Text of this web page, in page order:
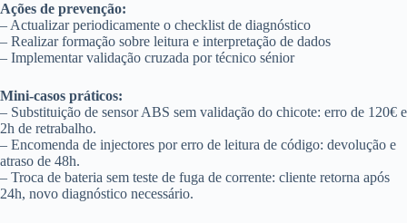
Ações de prevenção:
– Actualizar periodicamente o checklist de diagnóstico
– Realizar formação sobre leitura e interpretação de dados
– Implementar validação cruzada por técnico sénior
Mini-casos práticos:
– Substituição de sensor ABS sem validação do chicote: erro de 120€ e
2h de retrabalho.
– Encomenda de injectores por erro de leitura de código: devolução e
atraso de 48h.
– Troca de bateria sem teste de fuga de corrente: cliente retorna após
24h, novo diagnóstico necessário.